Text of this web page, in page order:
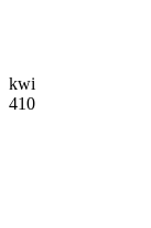
kwi
410